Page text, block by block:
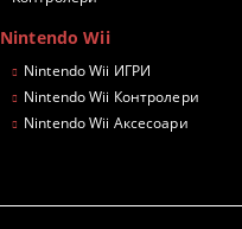
Nintendo Wii
Nintendo Wii ИГРИ
Nintendo Wii Контролери
Nintendo Wii Аксесоари